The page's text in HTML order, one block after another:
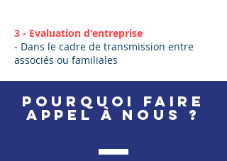
3 - Evaluation d'entreprise
- Dans le cadre de transmission entre
associés ou familiales
Pourquoi faire
appel à nous ?